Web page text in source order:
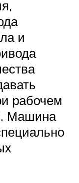
и
рабочем
Машина